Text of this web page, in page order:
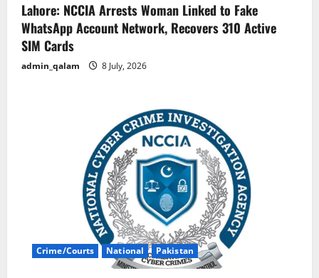
Lahore: NCCIA Arrests Woman Linked to Fake
WhatsApp Account Network, Recovers 310 Active
SIM Cards
admin_qalam 8 July, 2026
Crime/Courts National Pakistan